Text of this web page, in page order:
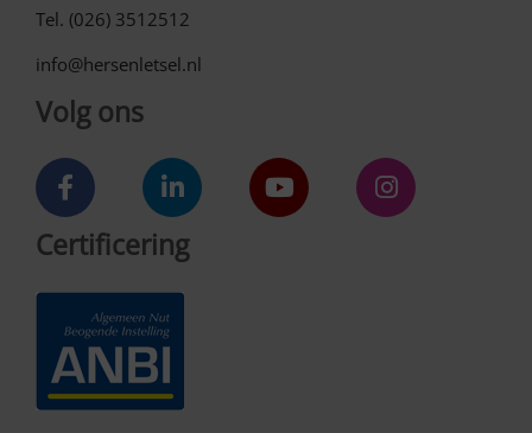
Tel. (026) 3512512
info@hersenletsel.nl
Volg ons
Certificering